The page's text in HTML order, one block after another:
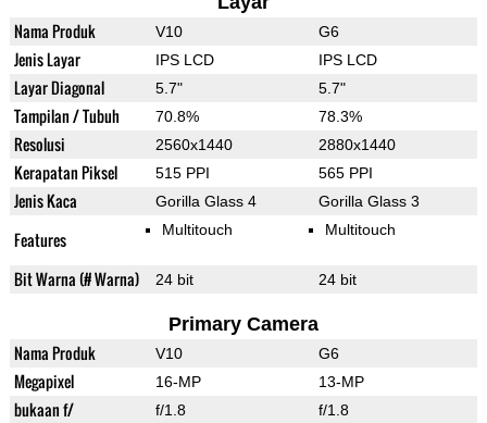
Nama Produk V10 G6
Jenis Layar IPS LCD IPS LCD
Layar Diagonal 5.7" 5.7"
Tampilan / Tubuh 70.8% 78.3%
Resolusi 2560x1440 2880x1440
Kerapatan Piksel 515 PPI 565 PPI
Jenis Kaca Gorilla Glass 4 Gorilla Glass 3
Features Multitouch Multitouch
Bit Warna (# Warna) 24 bit 24 bit
Primary Camera
Nama Produk V10 G6
Megapixel 16-MP 13-MP
bukaan f/ f/1.8 f/1.8